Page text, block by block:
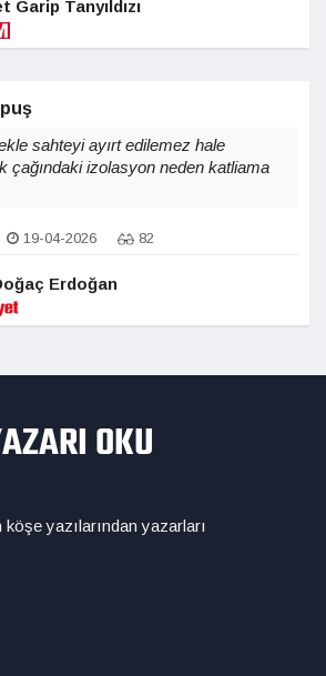
Garip Tanyıldızı
sahteyi ayırt edilemez hale
çağındaki izolasyon neden katliama
19-04-2026 82
Erdoğan
yazılarından yazarları